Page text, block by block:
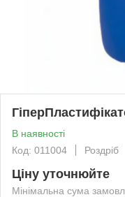
В наявності
Код: 011004
Роздріб
Ціну уточнюйте
Мінімальна сума